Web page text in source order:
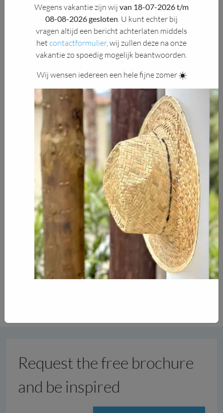
Wegens vakantie zijn wij van 18-07-2026 t/m
08-08-2026 gesloten . U kunt echter bij
vragen altijd een bericht achterlaten middels
het contactformulier, wij zullen deze na onze
vakantie zo spoedig mogelijk beantwoorden.
Wij wensen iedereen een hele fijne zomer
Material & colour
Stainless steel/Inox Aisi
fine structure
€ 85,-
Other RAL colour € 280,-
order
in stock
We aim to deliver your order to your home within 2
to 4 weeks. More information about our delivery
times and delivery can be found on the “delivery
time & delivery” page.
pick up possible
Request the free brochure
and be inspired